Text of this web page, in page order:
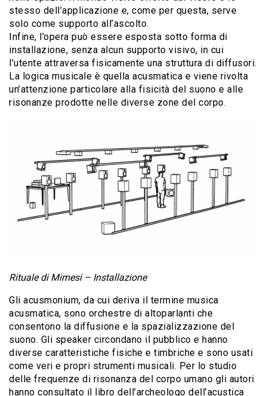
stesso dell’applicazione e, come per questa, serve
solo come supporto all’ascolto.
Infine, l’opera può essere esposta sotto forma di
installazione, senza alcun supporto visivo, in cui
l’utente attraversa fisicamente una struttura di diffusori.
La logica musicale è quella acusmatica e viene rivolta
un’attenzione particolare alla fisicità del suono e alle
risonanze prodotte nelle diverse zone del corpo.
Rituale di Mimesi – Installazione
Gli acusmonium, da cui deriva il termine musica
acusmatica, sono orchestre di altoparlanti che
consentono la diffusione e la spazializzazione del
suono. Gli speaker circondano il pubblico e hanno
diverse caratteristiche fisiche e timbriche e sono usati
come veri e propri strumenti musicali. Per lo studio
delle frequenze di risonanza del corpo umano gli autori
hanno consultato il libro dell’archeologo dell’acustica